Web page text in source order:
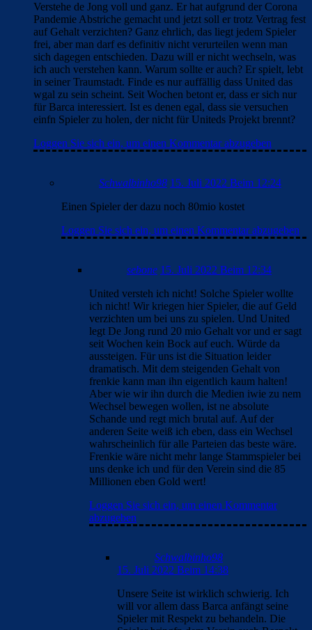
Verstehe de Jong voll und ganz. Er hat aufgrund der Corona
Pandemie Abstriche gemacht und jetzt soll er trotz Vertrag fest
auf Gehalt verzichten? Ganz ehrlich, das liegt jedem Spieler
frei, aber man darf es definitiv nicht verurteilen wenn man
sich dagegen entschieden. Dazu will er nicht wechseln, was
ich auch verstehen kann. Warum sollte er auch? Er spielt, lebt
in seiner Traumstadt. Finde es nur auffällig dass United das
wgal zu sein scheint. Seit Wochen betont er, dass er sich nur
für Barca interessiert. Ist es denen egal, dass sie versuchen
einfn Spieler zu holen, der nicht für Uniteds Projekt brennt?
Loggen Sie sich ein, um einen Kommentar abzugeben
Schwalbinho98 15. Juli 2022 Beim 12:24
Einen Spieler der dazu noch 80mio kostet
Loggen Sie sich ein, um einen Kommentar abzugeben
sebone 15. Juli 2022 Beim 12:34
United versteh ich nicht! Solche Spieler wollte
ich nicht! Wir kriegen hier Spieler, die auf Geld
verzichten um bei uns zu spielen. Und United
legt De Jong rund 20 mio Gehalt vor und er sagt
seit Wochen kein Bock auf euch. Würde da
aussteigen. Für uns ist die Situation leider
dramatisch. Mit dem steigenden Gehalt von
frenkie kann man ihn eigentlich kaum halten!
Aber wie wir ihn durch die Medien iwie zu nem
Wechsel bewegen wollen, ist ne absolute
Schande und regt mich brutal auf. Auf der
anderen Seite weiß ich eben, dass ein Wechsel
wahrscheinlich für alle Parteien das beste wäre.
Frenkie wäre nicht mehr lange Stammspieler bei
uns denke ich und für den Verein sind die 85
Millionen eben Gold wert!
Loggen Sie sich ein, um einen Kommentar
abzugeben
Schwalbinho98
15. Juli 2022 Beim 14:38
Unsere Seite ist wirklich schwierig. Ich
will vor allem dass Barca anfängt seine
Spieler mit Respekt zu behandeln. Die